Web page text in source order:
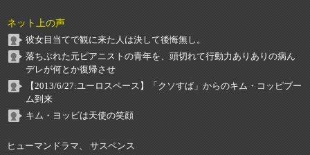
ネット上の声
彼女目当てで観に来た人は決して後悔無し。
落ちぶれた元ピアニストの青年を、頭切れて行動力ありありの病ん
デレが何とか復帰させ
【2013/6/27:ユーロスペース】「クソすば」からのキム・コッピブー
ム到来
キム・ヨッビは天使の笑顔
ヒューマンドラマ、 サスペンス